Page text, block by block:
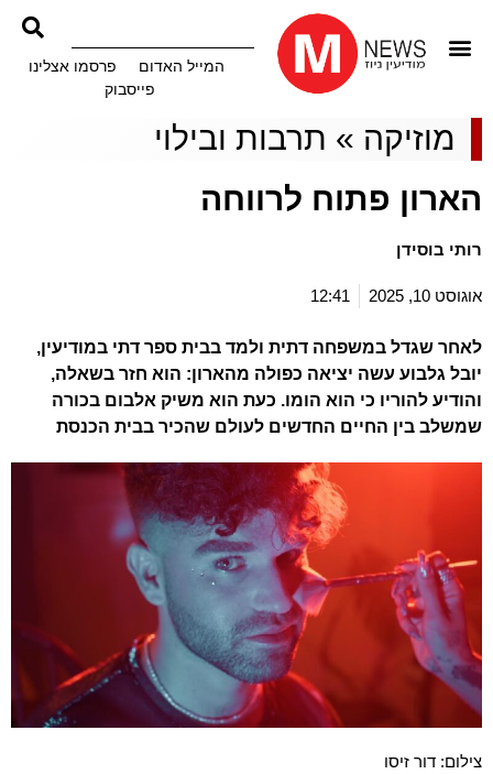
המייל האדום
פרסמו אצלינו
פייסבוק
מוזיקה » תרבות ובילוי
הארון פתוח לרווחה
רותי בוסידן
אוגוסט 10, 2025 12:41
לאחר שגדל במשפחה דתית ולמד בבית ספר דתי במודיעין,
יובל גלבוע עשה יציאה כפולה מהארון: הוא חזר בשאלה,
והודיע להוריו כי הוא הומו. כעת הוא משיק אלבום בכורה
שמשלב בין החיים החדשים לעולם שהכיר בבית הכנסת
צילום: דור זיסו